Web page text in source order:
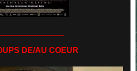
DE/AU COEUR